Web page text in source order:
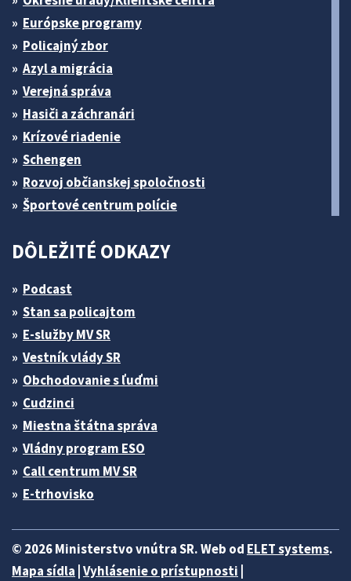
Európske programy
Policajný zbor
Azyl a migrácia
Verejná správa
Hasiči a záchranári
Krízové riadenie
Schengen
Rozvoj občianskej spoločnosti
Športové centrum polície
DÔLEŽITÉ ODKAZY
Podcast
Stan sa policajtom
E-služby MV SR
Vestník vlády SR
Obchodovanie s ľuďmi
Cudzinci
Miestna štátna správa
Vládny program ESO
Call centrum MV SR
E-trhovisko
© 2026 Ministerstvo vnútra SR. Web od ELET systems.
Mapa sídla Vyhlásenie o prístupnosti